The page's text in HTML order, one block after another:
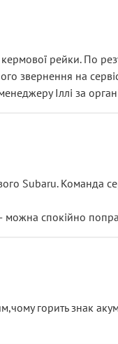
рейки. По
звернення на
Іллі за
Subaru. Команда
спокійно
горить знак